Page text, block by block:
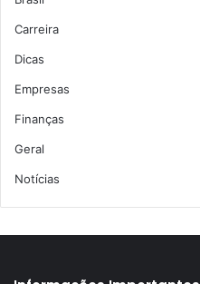
Carreira
Dicas
Empresas
Finanças
Geral
Notícias